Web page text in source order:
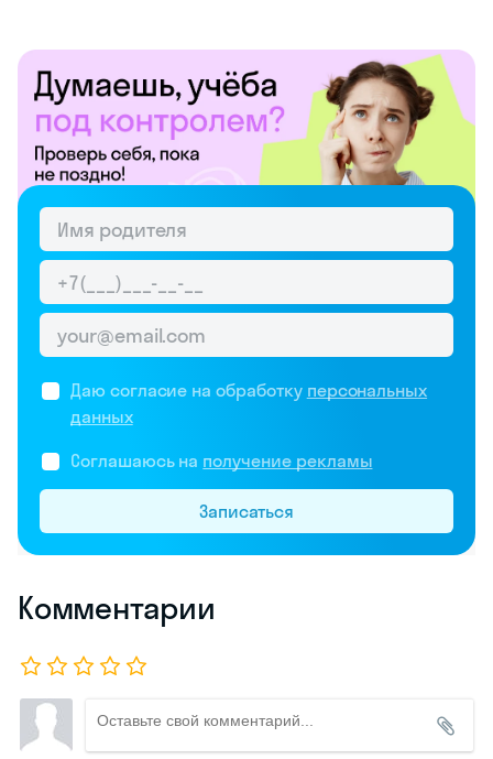
Даю согласие на обработку персональных
данных
Соглашаюсь на получение рекламы
Записаться
Комментарии